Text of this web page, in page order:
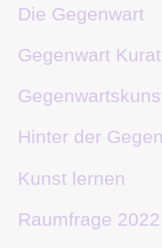
Die Gegenwart
Gegenwart
Hinter der
Kunst lernen
Raumfrage 2022